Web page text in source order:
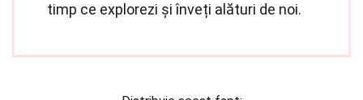
timp ce explorezi și înveți alături de noi.